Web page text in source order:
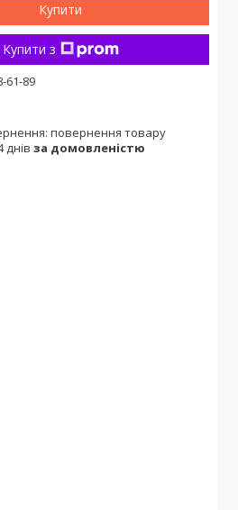
Купити
Купити з
61-89
повернення товару
днів за домовленістю